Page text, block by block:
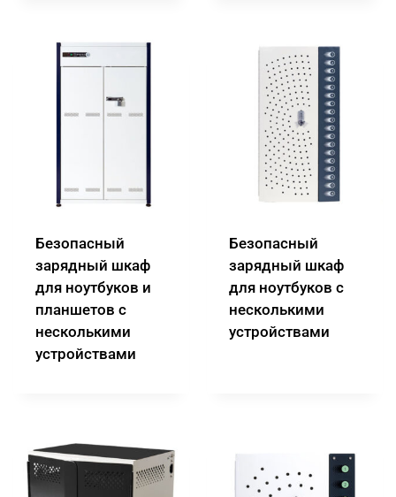
Безопасный
зарядный шкаф
для ноутбуков и
планшетов с
несколькими
устройствами
Безопасный
зарядный шкаф
для ноутбуков с
несколькими
устройствами